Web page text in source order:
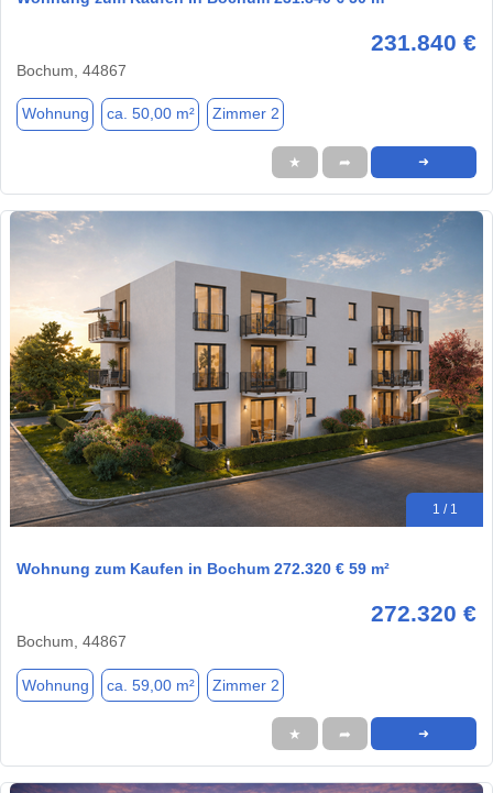
231.840 €
Bochum, 44867
Wohnung ca. 50,00 m² Zimmer 2
★ ➦ ➜
1 / 1
Wohnung zum Kaufen in Bochum 272.320 € 59 m²
272.320 €
Bochum, 44867
Wohnung ca. 59,00 m² Zimmer 2
★ ➦ ➜